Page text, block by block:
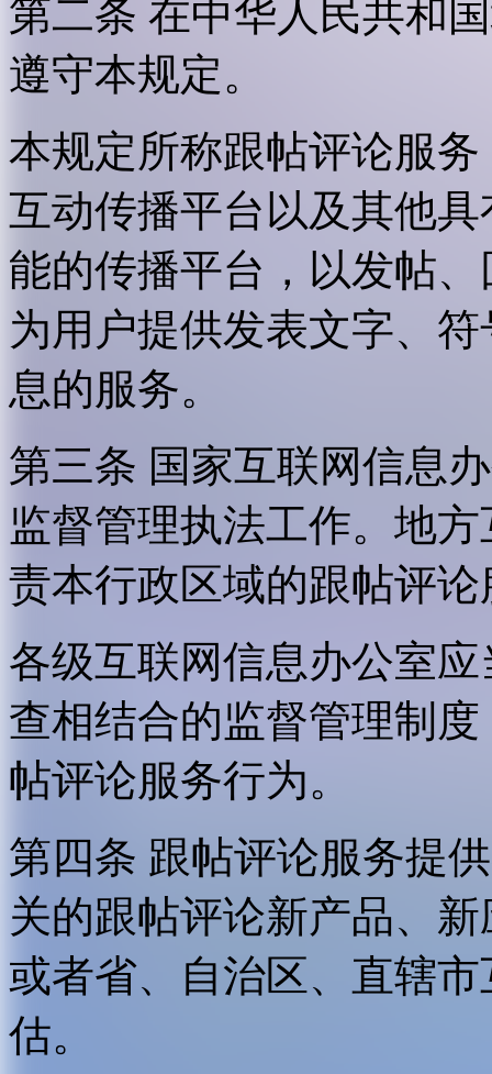
第二条 在中华人民共和
遵守本规定。
本规定所称跟帖评论服
互动传播平台以及其他
能的传播平台，以发帖
为用户提供发表文字、
息的服务。
第三条 国家互联网信息
监督管理执法工作。地
责本行政区域的跟帖评
各级互联网信息办公室
查相结合的监督管理制
帖评论服务行为。
第四条 跟帖评论服务提
关的跟帖评论新产品、
或者省、自治区、直辖
估。